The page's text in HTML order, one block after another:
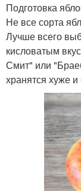
Подготовка
Не все сорта
Лучше всего
кисловатым
Смит" или
хранятся хуже